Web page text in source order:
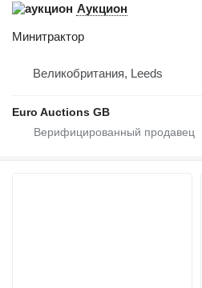
Аукцион
Минитрактор
Великобритания, Leeds
Euro Auctions GB